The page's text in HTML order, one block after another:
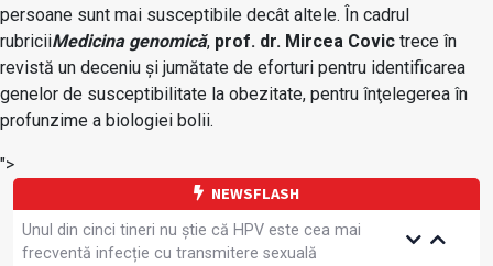
persoane sunt mai susceptibile decât altele. În cadrul
rubriciiMedicina genomică, prof. dr. Mircea Covic trece în
revistă un deceniu şi jumătate de eforturi pentru identificarea
genelor de susceptibilitate la obezitate, pentru înţelegerea în
profunzime a biologiei bolii.
">
NEWSFLASH
Unul din cinci tineri nu știe că HPV este cea mai
frecventă infecție cu transmitere sexuală